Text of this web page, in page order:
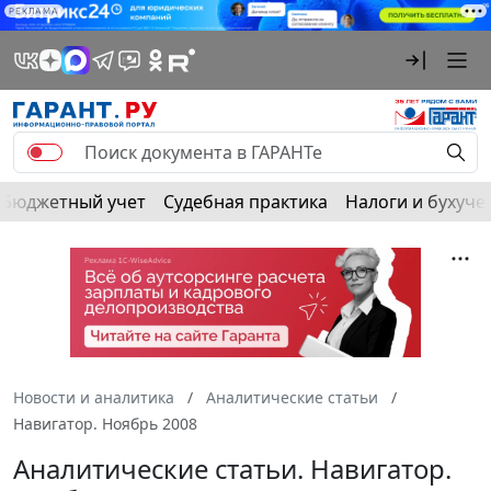
РЕКЛАМА
Бюджетный учет Судебная практика Налоги и
Новости и аналитика
Аналитические статьи
Навигатор. Ноябрь 2008
Аналитические статьи. Навигатор.